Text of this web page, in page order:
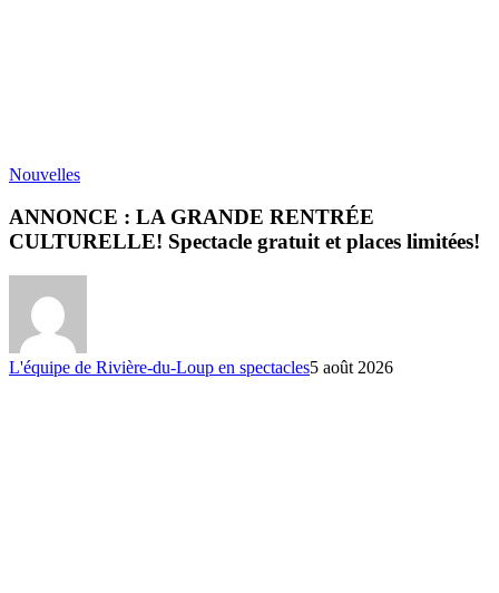
Nouvelles
ANNONCE : LA GRANDE RENTRÉE
CULTURELLE! Spectacle gratuit et places limitées!
L'équipe de Rivière-du-Loup en spectacles5 août 2026